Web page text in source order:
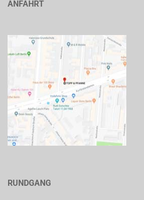
ANFAHRT
RUNDGANG